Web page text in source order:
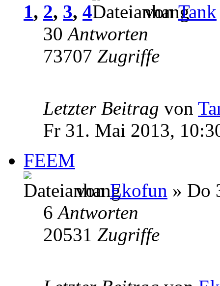
1, 2, 3, 4 vonTank
30Antworten
73707 Zugriffe
Letzter Beitrag von
Fr 31. Mai 2013,
FEEM
vonEkofun » Do
6Antworten
20531 Zugriffe